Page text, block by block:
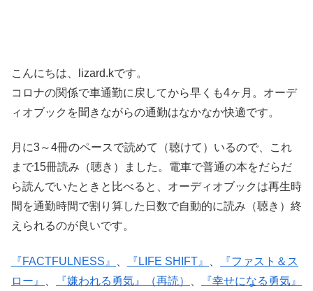
こんにちは、lizard.kです。
コロナの関係で車通勤に戻してから早くも4ヶ月。オーデ
ィオブックを聞きながらの通勤はなかなか快適です。
月に3～4冊のペースで読めて（聴けて）いるので、これ
まで15冊読み（聴き）ました。電車で普通の本をだらだ
ら読んでいたときと比べると、オーディオブックは再生時
間を通勤時間で割り算した日数で自動的に読み（聴き）終
えられるのが良いです。
『FACTFULNESS』 『LIFE SHIFT』
『ファスト＆ス
ロー』
『嫌われる勇気』（再読）
『幸せになる勇気』